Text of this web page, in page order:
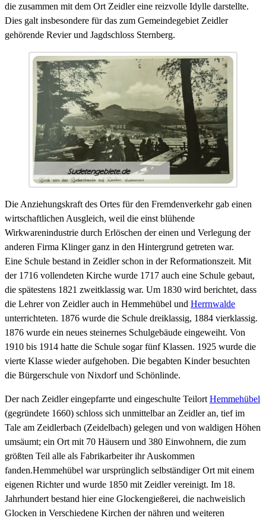
die zusammen mit dem Ort Zeidler eine reizvolle Idylle darstellte.
Dies galt insbesondere für das zum Gemeindegebiet Zeidler
gehörende Revier und Jagdschloss Sternberg.
Die Anziehungskraft des Ortes für den Fremdenverkehr gab einen
wirtschaftlichen Ausgleich, weil die einst blühende
Wirkwarenindustrie durch Erlöschen der einen und Verlegung der
anderen Firma Klinger ganz in den Hintergrund getreten war.
Eine Schule bestand in Zeidler schon in der Reformationszeit. Mit
der 1716 vollendeten Kirche wurde 1717 auch eine Schule gebaut,
die spätestens 1821 zweitklassig war. Um 1830 wird berichtet, dass
die Lehrer von Zeidler auch in Hemmehübel und Herrnwalde
unterrichteten. 1876 wurde die Schule dreiklassig, 1884 vierklassig.
1876 wurde ein neues steinernes Schulgebäude eingeweiht. Von
1910 bis 1914 hatte die Schule sogar fünf Klassen. 1925 wurde die
vierte Klasse wieder aufgehoben. Die begabten Kinder besuchten
die Bürgerschule von Nixdorf und Schönlinde.
Der nach Zeidler eingepfarrte und eingeschulte Teilort Hemmehübel
(gegründete 1660) schloss sich unmittelbar an Zeidler an, tief im
Tale am Zeidlerbach (Zeidelbach) gelegen und von waldigen Höhen
umsäumt; ein Ort mit 70 Häusern und 380 Einwohnern, die zum
größten Teil alle als Fabrikarbeiter ihr Auskommen
fanden.Hemmehübel war ursprünglich selbständiger Ort mit einem
eigenen Richter und wurde 1850 mit Zeidler vereinigt. Im 18.
Jahrhundert bestand hier eine Glockengießerei, die nachweislich
Glocken in Verschiedene Kirchen der nähren und weiteren